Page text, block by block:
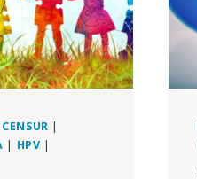
CENSUR |
| HPV |